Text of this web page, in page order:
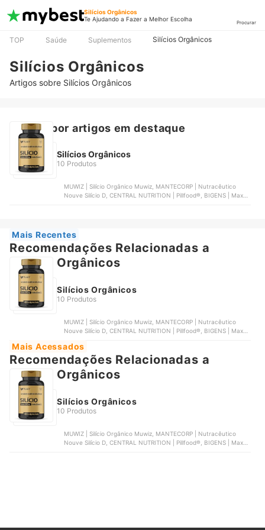
Silícios Orgânicos
Te Ajudando a Fazer a Melhor Escolha
Procurar
TOP Saúde Suplementos Silícios Orgânicos
Silícios Orgânicos
Artigos sobre Silícios Orgânicos
Buscar por artigos em destaque
Silícios Orgânicos
10 Produtos
MUWIZ | Silício Orgânico Muwiz, MANTECORP | Nutracêutico
Nouve Silício D, CENTRAL NUTRITION | Pillfood®, BIGENS | Max
Mais Recentes
Recomendações Relacionadas a
Silícios Orgânicos
Silícios Orgânicos
10 Produtos
MUWIZ | Silício Orgânico Muwiz, MANTECORP | Nutracêutico
Nouve Silício D, CENTRAL NUTRITION | Pillfood®, BIGENS | Max
Vitaminas | 01.1509
Mais Acessados
Recomendações Relacionadas a
Silícios Orgânicos
Silícios Orgânicos
10 Produtos
MUWIZ | Silício Orgânico Muwiz, MANTECORP | Nutracêutico
Nouve Silício D, CENTRAL NUTRITION | Pillfood®, BIGENS | Max